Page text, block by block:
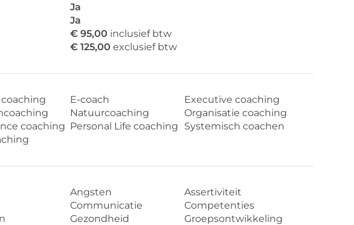
Ja
Ja
€ 95,00 inclusief btw
€ 125,00 exclusief btw
E-coach
Executive coaching
Natuurcoaching
Organisatie coaching
coaching Personal Life coaching
Systemisch coachen
Angsten
Assertiviteit
Communicatie
Competenties
Gezondheid
Groepsontwikkeling